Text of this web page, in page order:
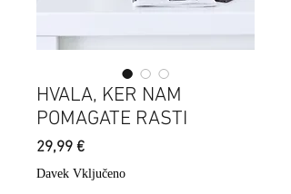
HVALA, KER NAM
POMAGATE RASTI
29,99 €Price
Davek Vključeno